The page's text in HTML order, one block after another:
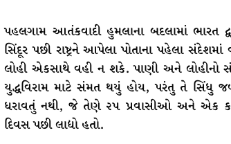
પહલગામ આતંકવાદી હુમલાના બદલામાં ભારત
સિંદૂર પછી રાષ્ટ્રને આપેલા પોતાના પહેલા
લોહી એકસાથે વહી ન શકે. પાણી અને લોહીનો
યુદ્ધવિરામ માટે સંમત થયું હોય, પરંતુ તે સિંધુ
ધરાવતું નથી, જે તેણે ૨૫ પ્રવાસીઓ અને એક
દિવસ પછી લાદ્યો હતો.